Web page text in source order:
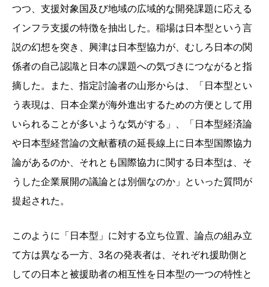
つつ、支援対象国及び地域の広域的な開発課題に応える
インフラ支援の特徴を抽出した。稲場は日本型という言
説の幻想を突き、興津は日本型協力が、むしろ日本の関
係者の自己認識と日本の課題への気づきにつながると指
摘した。また、指定討論者の山形からは、「日本型とい
う表現は、日本企業が海外進出するための方便として用
いられることが多いような気がする」、「日本型経済論
や日本型経営論の文献蓄積の延長線上に日本型国際協力
論があるのか、それとも国際協力に関する日本型は、そ
うした企業展開の議論とは別個なのか」といった質問が
提起された。
このように「日本型」に対する立ち位置、論点の組み立
て方は異なる一方、3名の発表者は、それぞれ援助側と
しての日本と被援助者の相互性を日本型の一つの特性と